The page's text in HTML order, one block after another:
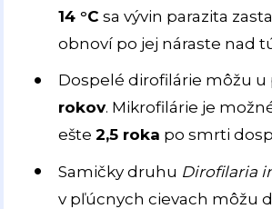
14 °C sa vývin parazita
obnoví po jej náraste nad
Dospelé dirofilárie môžu u
rokov. Mikrofilárie je
ešte2,5 roka po smrti
Samičky druhu Dirofilaria
v pľúcnych cievach môžu